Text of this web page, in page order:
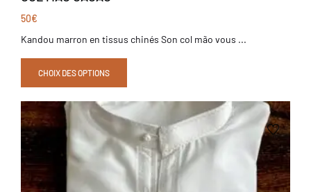
50€
Kandou marron en tissus chinés Son col mão vous ...
CHOIX DES OPTIONS